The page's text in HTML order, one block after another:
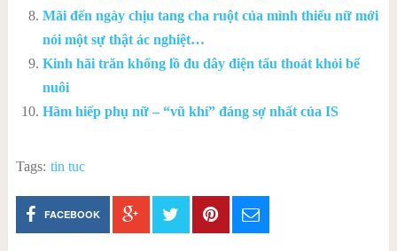
Mãi đến ngày chịu tang cha ruột của mình thiếu nữ mới
nói một sự thật ác nghiệt…
Kinh hãi trăn khổng lồ đu dây điện tẩu thoát khỏi bể
nuôi
Hãm hiếp phụ nữ – “vũ khí” đáng sợ nhất của IS
Tags: tin tuc
FACEBOOK